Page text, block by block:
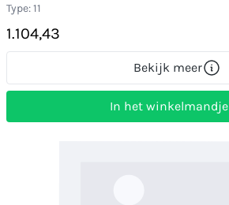
Type: 11
1.104,43
Bekijk meer
In het winkelmandje